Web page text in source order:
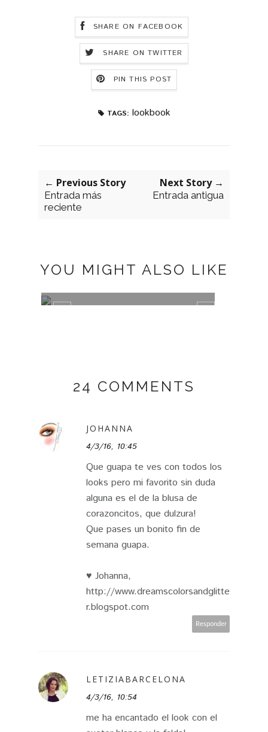
SHARE ON FACEBOOK
SHARE ON TWITTER
PIN THIS POST
TAGS: lookbook
← Previous Story
Entrada más
reciente
Next Story →
Entrada antigua
YOU MIGHT ALSO LIKE
24 COMMENTS
JOHANNA
4/3/16, 10:45
Que guapa te ves con todos los
looks pero mi favorito sin duda
alguna es el de la blusa de
corazoncitos, que dulzura!
Que pases un bonito fin de
semana guapa.
♥ Johanna,
http://www.dreamscolorsandglitte
r.blogspot.com
Responder
LETIZIABARCELONA
4/3/16, 10:54
me ha encantado el look con el